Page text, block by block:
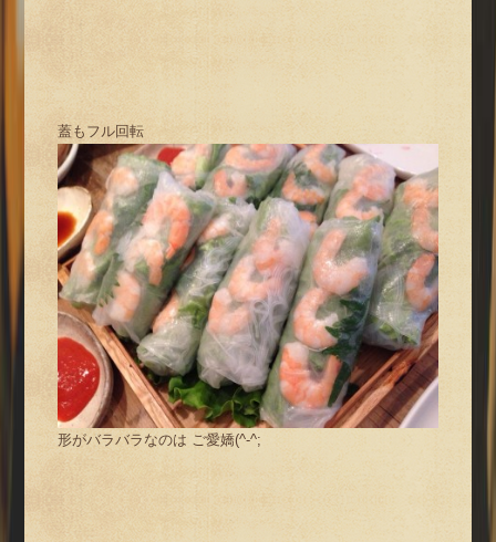
蓋もフル回転
形がバラバラなのは ご愛嬌(^-^;